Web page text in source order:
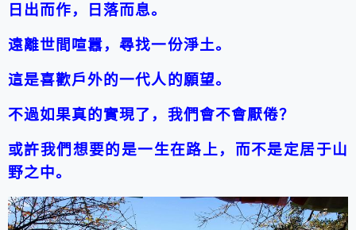
日出而作，日落而息。
遠離世間喧囂，尋找一份淨土。
這是喜歡戶外的一代人的願望。
不過如果真的實現了，我們會不會厭倦？
或許我們想要的是一生在路上，而不是定居于山
野之中。